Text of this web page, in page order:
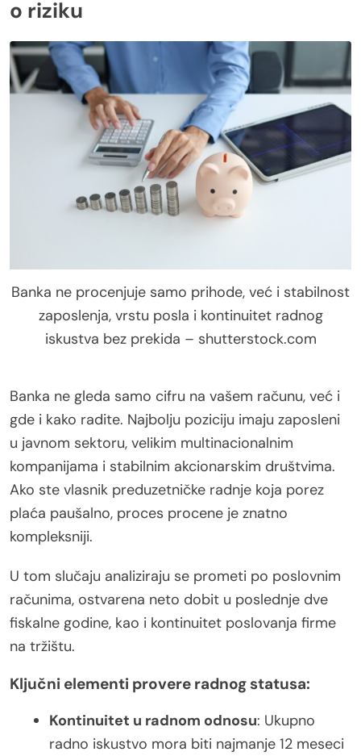
o riziku
Banka ne procenjuje samo prihode, već i stabilnost
zaposlenja, vrstu posla i kontinuitet radnog
iskustva bez prekida – shutterstock.com
Banka ne gleda samo cifru na vašem računu, već i
gde i kako radite. Najbolju poziciju imaju zaposleni
u javnom sektoru, velikim multinacionalnim
kompanijama i stabilnim akcionarskim društvima.
Ako ste vlasnik preduzetničke radnje koja porez
plaća paušalno, proces procene je znatno
kompleksniji.
U tom slučaju analiziraju se prometi po poslovnim
računima, ostvarena neto dobit u poslednje dve
fiskalne godine, kao i kontinuitet poslovanja firme
na tržištu.
Ključni elementi provere radnog statusa:
Kontinuitet u radnom odnosu: Ukupno
radno iskustvo mora biti najmanje 12 meseci